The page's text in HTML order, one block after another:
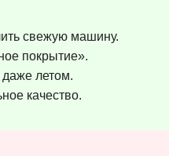
свежую машину.
покрытие».
летом.
качество.